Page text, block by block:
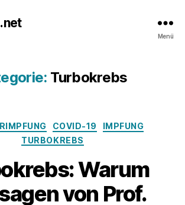
Menü
Turbokrebs
Kategorien
COVID-19
IMPFUNG
TURBOKREBS
Warum
von Prof.